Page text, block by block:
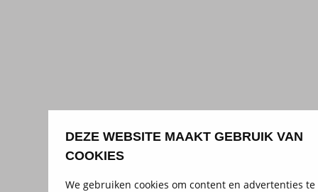
DEZE WEBSITE MAAKT GEBRUIK VAN
COOKIES
We gebruiken cookies om content en advertenties te